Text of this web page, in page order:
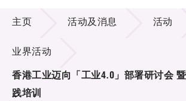
技术商品化
项目及资助计划
活动及消息
活动及消息
主页 活动及消息 活动
业界活动
香港工业迈向「工业4.0」部署研讨会
践培训